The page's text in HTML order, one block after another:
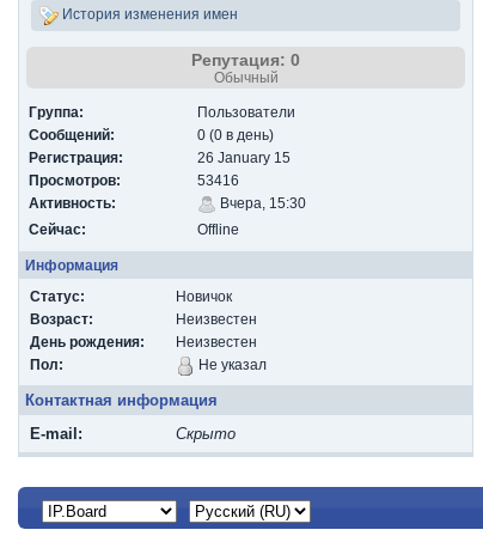
История изменения имен
Репутация: 0
Обычный
Группа:
Пользователи
Сообщений:
0 (0 в день)
Регистрация:
26 January 15
Просмотров:
53416
Активность:
Вчера, 15:30
Сейчас:
Offline
Информация
Статус:
Новичок
Возраст:
Неизвестен
День рождения:
Неизвестен
Пол:
Не указал
Контактная информация
E-mail:
Скрыто